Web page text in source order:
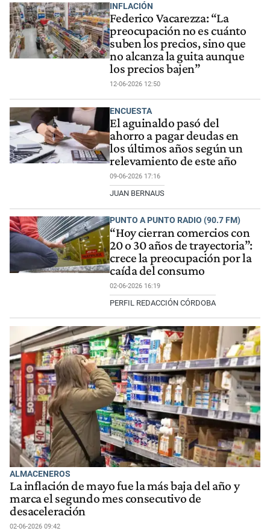
INFLACIÓN
Federico Vacarezza: “La
preocupación no es cuánto
suben los precios, sino que
no alcanza la guita aunque
los precios bajen”
12-06-2026 12:50
ENCUESTA
El aguinaldo pasó del
ahorro a pagar deudas en
los últimos años según un
relevamiento de este año
09-06-2026 17:16
JUAN BERNAUS
PUNTO A PUNTO RADIO (90.7 FM)
“Hoy cierran comercios con
20 o 30 años de trayectoria”:
crece la preocupación por la
caída del consumo
02-06-2026 16:19
PERFIL REDACCIÓN CÓRDOBA
ALMACENEROS
La inflación de mayo fue la más baja del año y
marca el segundo mes consecutivo de
desaceleración
02-06-2026 09:42